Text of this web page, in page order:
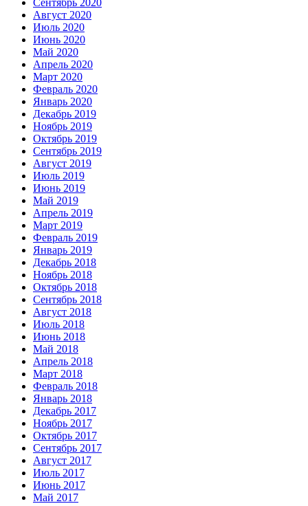
Август 2020
Июль 2020
Июнь 2020
Май 2020
Апрель 2020
Март 2020
Февраль 2020
Январь 2020
Декабрь 2019
Ноябрь 2019
Октябрь 2019
Сентябрь 2019
Август 2019
Июль 2019
Июнь 2019
Май 2019
Апрель 2019
Март 2019
Февраль 2019
Январь 2019
Декабрь 2018
Ноябрь 2018
Октябрь 2018
Сентябрь 2018
Август 2018
Июль 2018
Июнь 2018
Май 2018
Апрель 2018
Март 2018
Февраль 2018
Январь 2018
Декабрь 2017
Ноябрь 2017
Октябрь 2017
Сентябрь 2017
Август 2017
Июль 2017
Июнь 2017
Май 2017